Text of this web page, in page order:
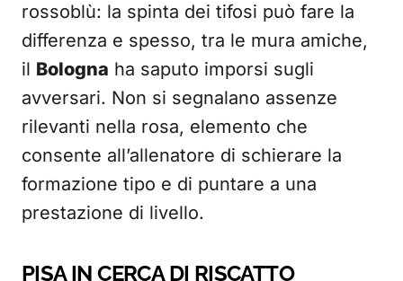
rossoblù: la spinta dei tifosi può fare la
differenza e spesso, tra le mura amiche,
il Bologna ha saputo imporsi sugli
avversari. Non si segnalano assenze
rilevanti nella rosa, elemento che
consente all’allenatore di schierare la
formazione tipo e di puntare a una
prestazione di livello.
PISA IN CERCA DI RISCATTO